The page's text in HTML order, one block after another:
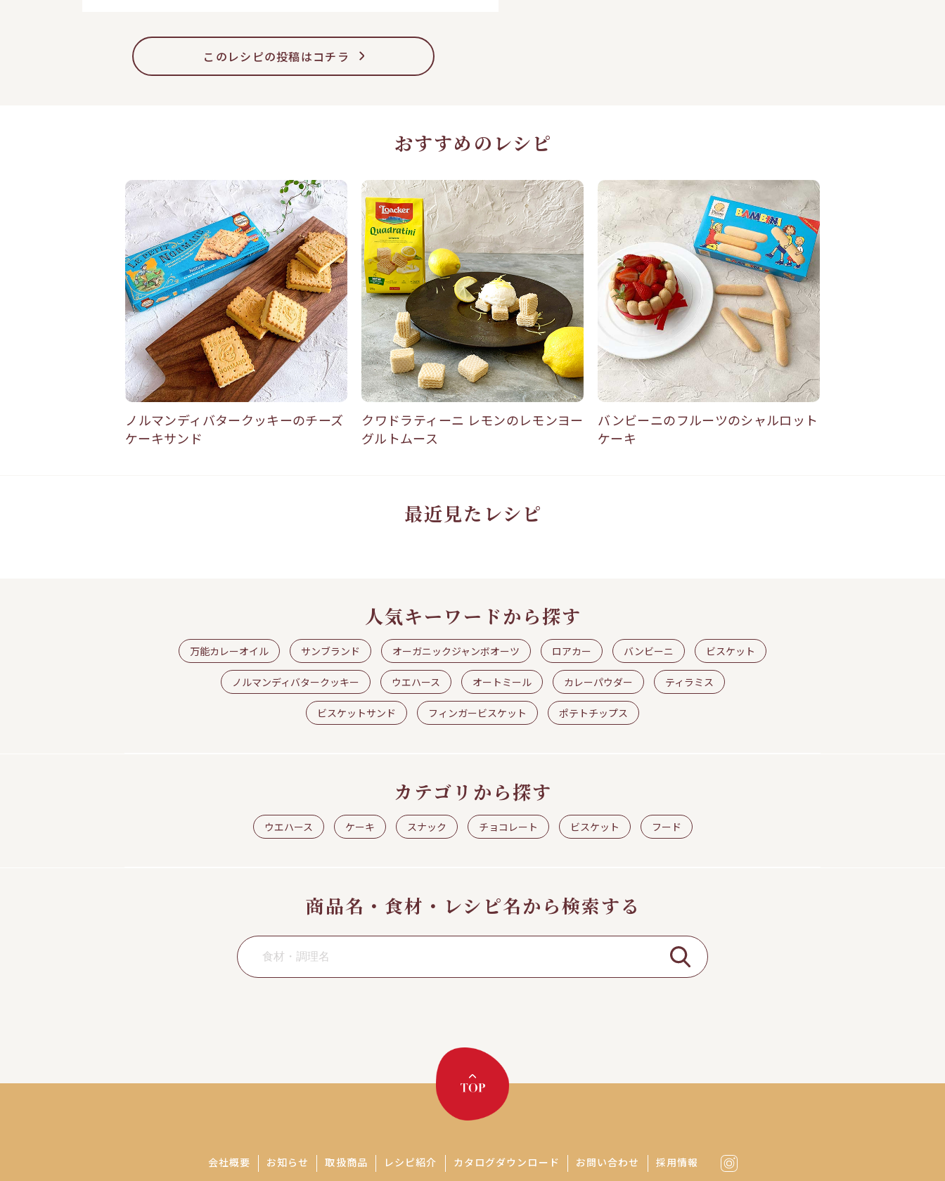
このレシピの投稿はコチラ
おすすめのレシピ
ノルマンディバタークッキーのチーズ
ケーキサンド
クワドラティーニ レモンのレモンヨー
グルトムース
バンビーニのフルーツのシャルロット
ケーキ
最近見たレシピ
人気キーワードから探す
万能カレーオイル サンブランド オーガニックジャンボオーツ ロアカー バンビーニ ビスケット
ノルマンディバタークッキー ウエハース オートミール カレーパウダー ティラミス
ビスケットサンド フィンガービスケット ポテトチップス
カテゴリから探す
ウエハース ケーキ スナック チョコレート ビスケット フード
商品名・食材・レシピ名から検索する
会社概要 お知らせ 取扱商品 レシピ紹介 カタログダウンロード お問い合わせ 採用情報